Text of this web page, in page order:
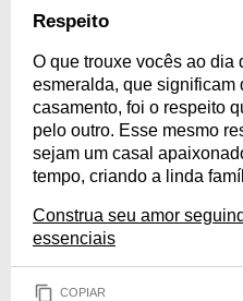
Respeito
O que trouxe vocês ao dia
esmeralda, que significam
casamento, foi o respeito
pelo outro. Esse mesmo
sejam um casal
tempo, criando a linda
Construa seu amor
essenciais
COPIAR